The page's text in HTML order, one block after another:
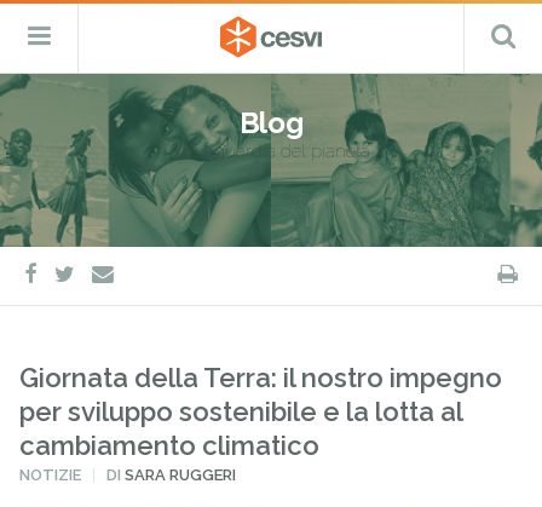
Salta
al
contenuto
CESVI
Fondazione
–
ETS
Cooperazione,
Emergenza
e
Sviluppo
Menu
Blog
salvaguardia del pianeta
facebook
twitter
e-
mail
Giornata della Terra: il nostro impegno
per sviluppo sostenibile e la lotta al
cambiamento climatico
PUBBLICATO
NOTIZIE DISARA RUGGERI